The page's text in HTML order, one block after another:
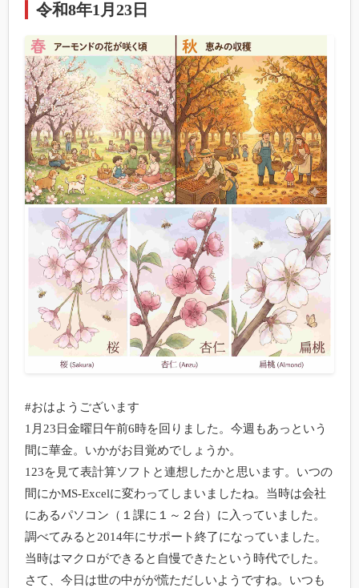
令和8年1月23日
#おはようございます
1月23日金曜日午前6時を回りました。今週もあっという
間に華金。いかがお目覚めでしょうか。
123を見て表計算ソフトと連想したかと思います。いつの
間にかMS-Excelに変わってしまいましたね。当時は会社
にあるパソコン（１課に１～２台）に入っていました。
調べてみると2014年にサポート終了になっていました。
当時はマクロができると自慢できたという時代でした。
さて、今日は世の中がが慌ただしいようですね。いつも